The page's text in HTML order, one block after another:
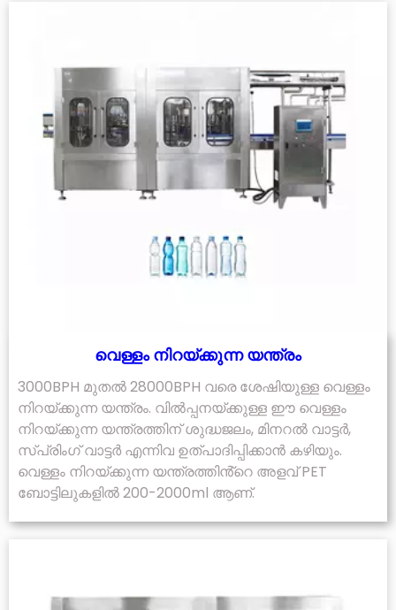
വെള്ളം നിറയ്ക്കുന്ന യന്ത്രം
3000BPH മുതൽ 28000BPH വരെ ശേഷിയുള്ള വെള്ളം
നിറയ്ക്കുന്ന യന്ത്രം. വിൽപ്പനയ്ക്കുള്ള ഈ വെള്ളം
നിറയ്ക്കുന്ന യന്ത്രത്തിന് ശുദ്ധജലം, മിനറൽ വാട്ടർ,
സ്പ്രിംഗ് വാട്ടർ എന്നിവ ഉത്പാദിപ്പിക്കാൻ കഴിയും.
വെള്ളം നിറയ്ക്കുന്ന യന്ത്രത്തിൻ്റെ അളവ് PET
ബോട്ടിലുകളിൽ 200-2000ml ആണ്.